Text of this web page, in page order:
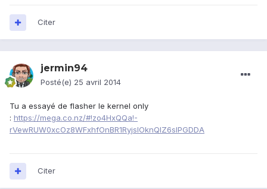
Citer
jermin94
Posté(e) 25 avril 2014
Tu a essayé de flasher le kernel only
: https://mega.co.nz/#!zo4HxQQa!-
rVewRUW0xcOz8WFxhfOnBR1RyjsIOknQlZ6sIPGDDA
Citer